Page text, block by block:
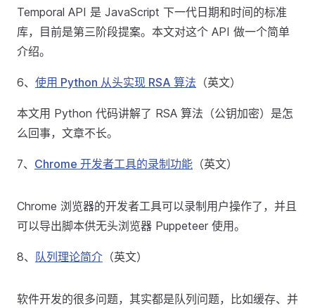
Temporal API 是 JavaScript 下一代日期和时间的标准
库，目前是第三阶段提案。本文对这个 API 做一个简单
介绍。
6、 使用 Python 从头实现 RSA 算法 （英文）
本文用 Python 代码讲解了 RSA 算法（公钥加密）是怎
么回事，文章不长。
7、 Chrome 开发者工具的录制功能 （英文）
Chrome 浏览器的开发者工具可以录制用户操作了，并且
可以导出脚本供无头浏览器 Puppeteer 使用。
8、 队列理论简介 （英文）
软件开发的很多问题，其实都是队列问题，比如缓存、并